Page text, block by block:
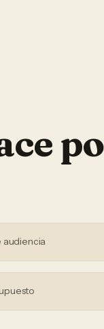
audiencia